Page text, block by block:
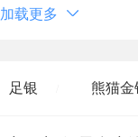
加载更多
足银 熊猫金